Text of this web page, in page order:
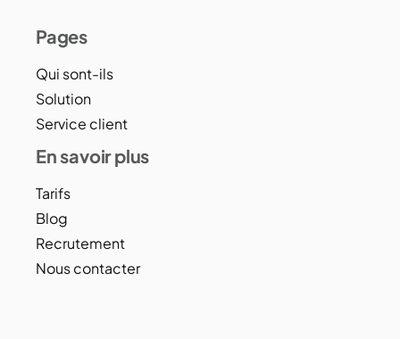
Pages
Qui sont-ils
Solution
Service client
En savoir plus
Tarifs
Blog
Recrutement
Nous contacter